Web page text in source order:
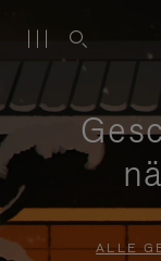
ALLE